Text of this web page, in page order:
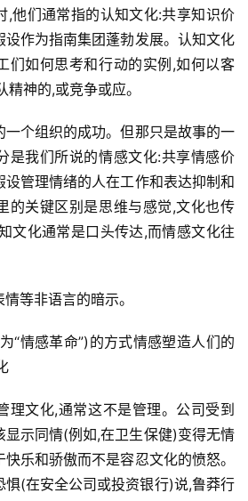
,他们通常指的认知文化:共享知识价
作为指南集团蓬勃发展。认知文化
们如何思考和行动的实例,如何以客
神的,或竞争或应。
个组织的成功。但那只是故事的一
是我们所说的情感文化:共享情感价
管理情绪的人在工作和表达抑制和
的关键区别是思维与感觉,文化也传
文化通常是口头传达,而情感文化往
等非语言的暗示。
“情感革命”)的方式情感塑造人们的
理文化,通常这不是管理。公司受到
显示同情(例如,在卫生保健)变得无情
乐和骄傲而不是容忍文化的愤怒。
惧(在安全公司或投资银行)说,鲁莽行